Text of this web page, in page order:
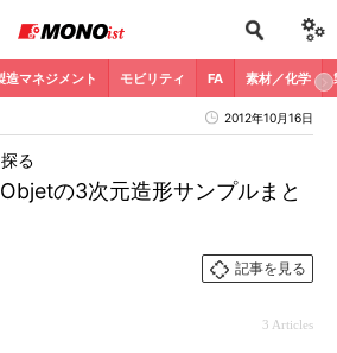
造マネジメント モビリティ FA 素材／化学
2012年10月16日
の3次元造形サンプルまと
る
記事を見る
3 Articles